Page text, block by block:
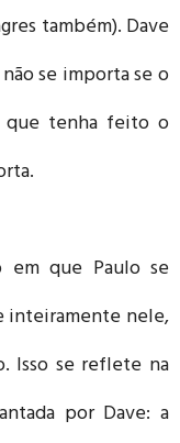
também). Dave
se importa se o
que tenha feito o
em que Paulo se
inteiramente nele,
Isso se reflete na
por Dave: a